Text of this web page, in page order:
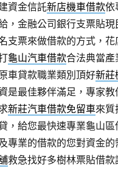
資金信託新店機車借款依
，金融公司銀行支票貼現
支票來做借款的方式，花
龜山汽車借款合法典當產
車貸款職業類別頂好新莊
是最佳夥伴滿足，專家教
新莊汽車借款免留車來質
，給您最快速專業龜山區
專業的借款的您對資金的
救急找好多樹林票貼借款